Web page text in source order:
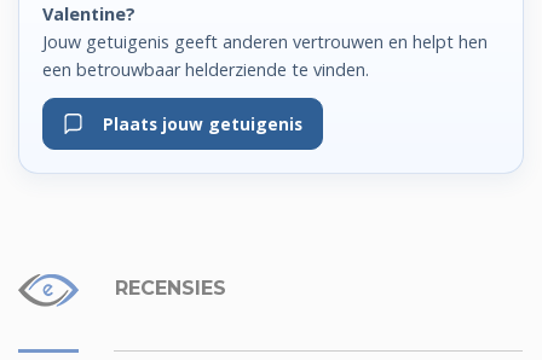
Valentine?
Jouw getuigenis geeft anderen vertrouwen en helpt hen
een betrouwbaar helderziende te vinden.
Plaats jouw getuigenis
RECENSIES